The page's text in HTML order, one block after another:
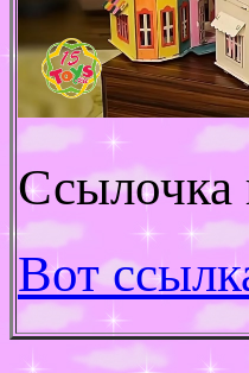
Ссылочка
Вот